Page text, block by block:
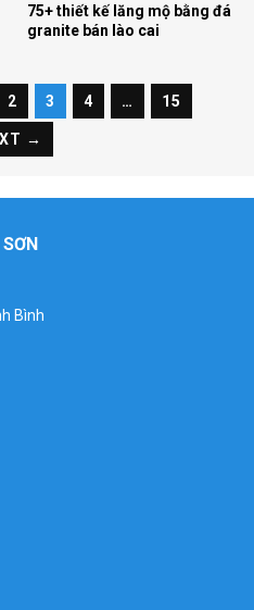
75+ thiết kế lăng mộ bằng đá
granite bán lào cai
2 3 4 … 15
→
Bình